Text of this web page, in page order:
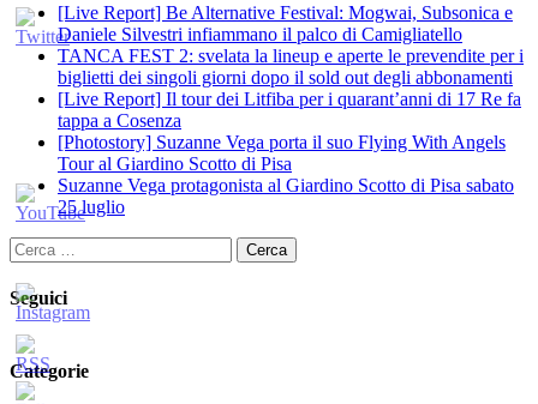
[Live Report] Be Alternative Festival: Mogwai, Subsonica e
Daniele Silvestri infiammano il palco di Camigliatello
TANCA FEST 2: svelata la lineup e aperte le prevendite per i
biglietti dei singoli giorni dopo il sold out degli abbonamenti
[Live Report] Il tour dei Litfiba per i quarant’anni di 17 Re fa
tappa a Cosenza
[Photostory] Suzanne Vega porta il suo Flying With Angels
Tour al Giardino Scotto di Pisa
Suzanne Vega protagonista al Giardino Scotto di Pisa sabato
25 luglio
Ricerca
per:
Seguici
Categorie